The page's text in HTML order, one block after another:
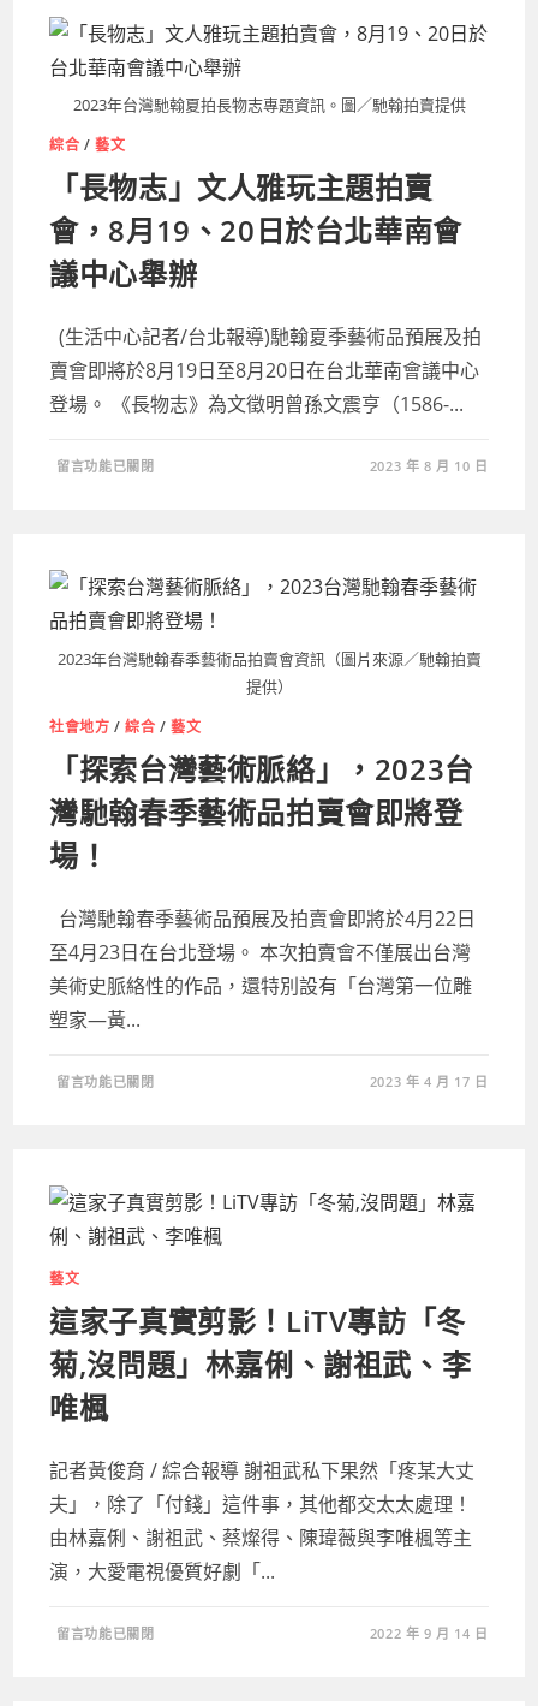
農
村
踐
共
發
會
於
投
中
興
會
堂
舉
辦〉
中
2023年台灣馳翰夏拍長物志專題資訊。圖／馳翰拍賣提供
綜合 /藝文
「長物志」文人雅玩主題拍賣
會，8月19、20日於台北華南會
議中心舉辦
(生活中心記者/台北報導)馳翰夏季藝術品預展及拍
賣會即將於8月19日至8月20日在台北華南會議中心
登場。 《長物志》為文徵明曾孫文震亨（1586-...
在
〈「長
玩
主
題
拍
賣
會，
8
20
日
台
北
華
南
會
議
中
心
中
留言功能已關閉 2023 年 8 月 10 日
2023年台灣馳翰春季藝術品拍賣會資訊（圖片來源／馳翰拍賣
提供）
社會地方 /綜合 /藝文
「探索台灣藝術脈絡」，2023台
灣馳翰春季藝術品拍賣會即將登
場！
台灣馳翰春季藝術品預展及拍賣會即將於4月22日
至4月23日在台北登場。 本次拍賣會不僅展出台灣
美術史脈絡性的作品，還特別設有「台灣第一位雕
塑家—黃...
在
〈「探
脈
絡」，
台
灣
馳
翰
季
藝
術
品
拍
賣
會
即
場！〉
中
留言功能已關閉 2023 年 4 月 17 日
藝文
這家子真實剪影！LiTV專訪「冬
菊,沒問題」林嘉俐、謝祖武、李
唯楓
記者黃俊育 / 綜合報導 謝祖武私下果然「疼某大丈
夫」，除了「付錢」這件事，其他都交太太處理！
由林嘉俐、謝祖武、蔡燦得、陳瑋薇與李唯楓等主
演，大愛電視優質好劇「...
在
〈這
留言功能已關閉 2022 年 9 月 14 日